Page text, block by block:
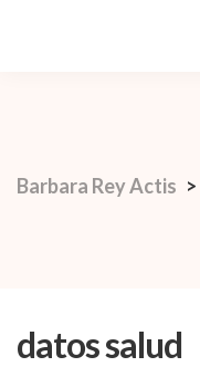
Barbara Rey Actis >
datos salud